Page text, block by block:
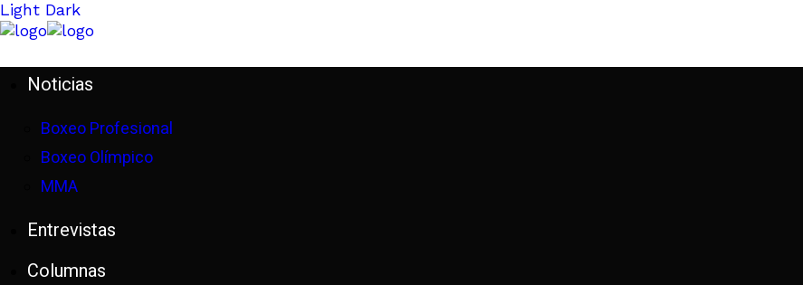
Light Dark
Noticias
Boxeo Profesional
Boxeo Olímpico
MMA
Entrevistas
Columnas